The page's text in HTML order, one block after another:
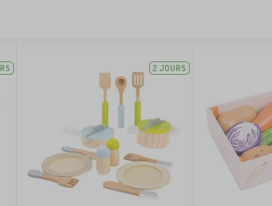
2 JOURS